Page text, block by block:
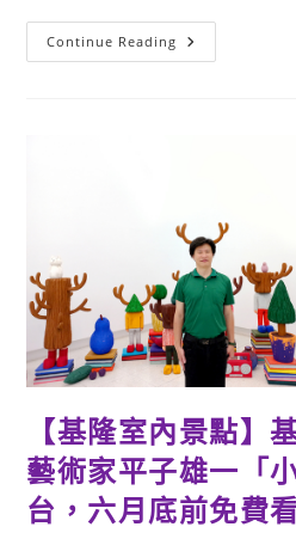
Continue Reading 【基
隆
船
長
好
有
趣！
陽
明
海
洋
文
化
術
館-
門
票、
參
觀
資
【基隆室內景點】
藝術家平子雄一「
台，六月底前免費